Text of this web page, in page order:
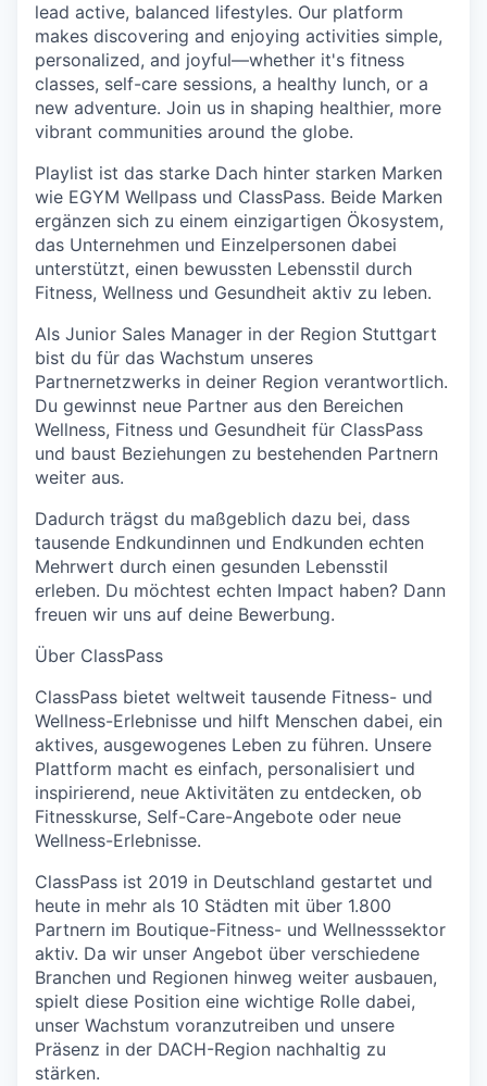
lead active, balanced lifestyles. Our platform
makes discovering and enjoying activities simple,
personalized, and joyful—whether it's fitness
classes, self-care sessions, a healthy lunch, or a
new adventure. Join us in shaping healthier, more
vibrant communities around the globe.
Playlist ist das starke Dach hinter starken Marken
wie EGYM Wellpass und ClassPass. Beide Marken
ergänzen sich zu einem einzigartigen Ökosystem,
das Unternehmen und Einzelpersonen dabei
unterstützt, einen bewussten Lebensstil durch
Fitness, Wellness und Gesundheit aktiv zu leben.
Als Junior Sales Manager in der Region Stuttgart
bist du für das Wachstum unseres
Partnernetzwerks in deiner Region verantwortlich.
Du gewinnst neue Partner aus den Bereichen
Wellness, Fitness und Gesundheit für ClassPass
und baust Beziehungen zu bestehenden Partnern
weiter aus.
Dadurch trägst du maßgeblich dazu bei, dass
tausende Endkundinnen und Endkunden echten
Mehrwert durch einen gesunden Lebensstil
erleben. Du möchtest echten Impact haben? Dann
freuen wir uns auf deine Bewerbung.
Über ClassPass
ClassPass bietet weltweit tausende Fitness- und
Wellness-Erlebnisse und hilft Menschen dabei, ein
aktives, ausgewogenes Leben zu führen. Unsere
Plattform macht es einfach, personalisiert und
inspirierend, neue Aktivitäten zu entdecken, ob
Fitnesskurse, Self-Care-Angebote oder neue
Wellness-Erlebnisse.
ClassPass ist 2019 in Deutschland gestartet und
heute in mehr als 10 Städten mit über 1.800
Partnern im Boutique-Fitness- und Wellnesssektor
aktiv. Da wir unser Angebot über verschiedene
Branchen und Regionen hinweg weiter ausbauen,
spielt diese Position eine wichtige Rolle dabei,
unser Wachstum voranzutreiben und unsere
Präsenz in der DACH-Region nachhaltig zu
stärken.